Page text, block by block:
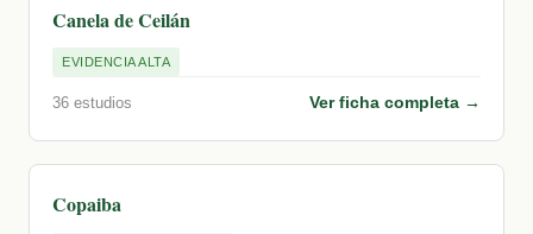
Canela de Ceilán
EVIDENCIA ALTA
36 estudios Ver ficha completa →
Copaiba